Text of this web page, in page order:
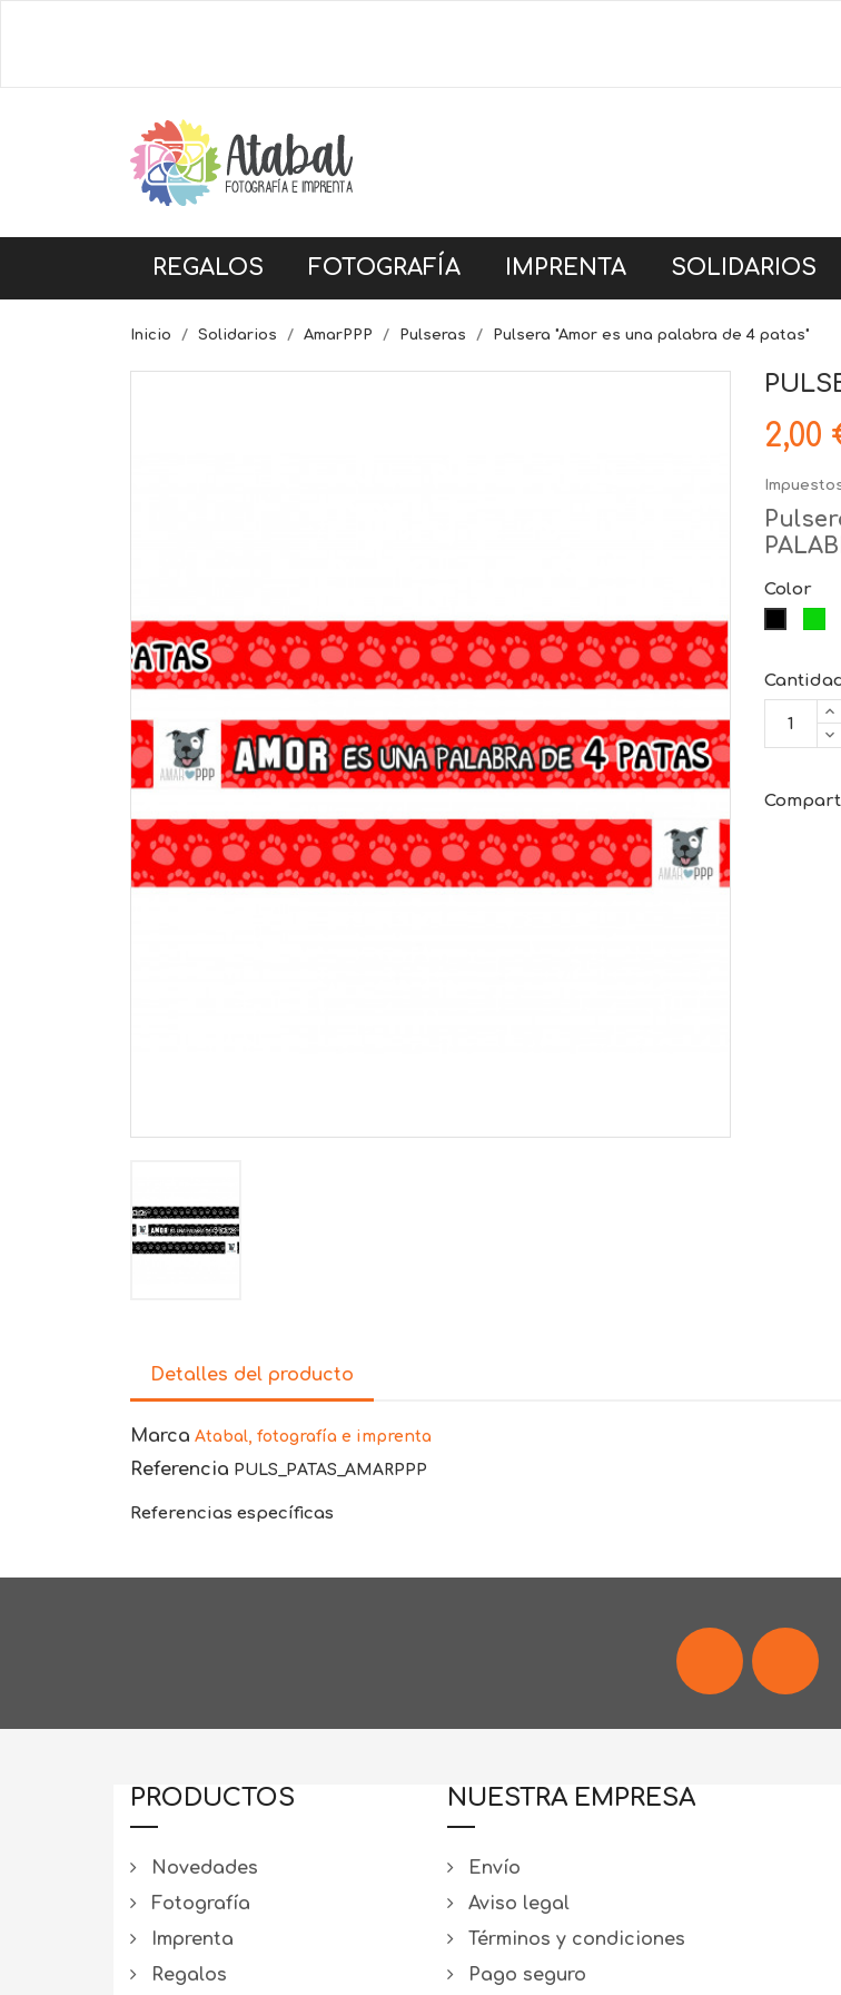
REGALOS FOTOGRAFÍA IMPRENTA SOLIDARIOS
Inicio Solidarios AmarPPP Pulseras Pulsera "Amor es una palabra de 4 patas"
2,00
Color
Detalles del producto
Marca Atabal, fotografía e imprenta
Referencia PULS_PATAS_AMARPPP
Referencias específicas
Facebook
PRODUCTOS
Novedades
Fotografía
Imprenta
Regalos
NUESTRA EMPRESA
Envío
Aviso legal
Términos y condiciones
Pago seguro